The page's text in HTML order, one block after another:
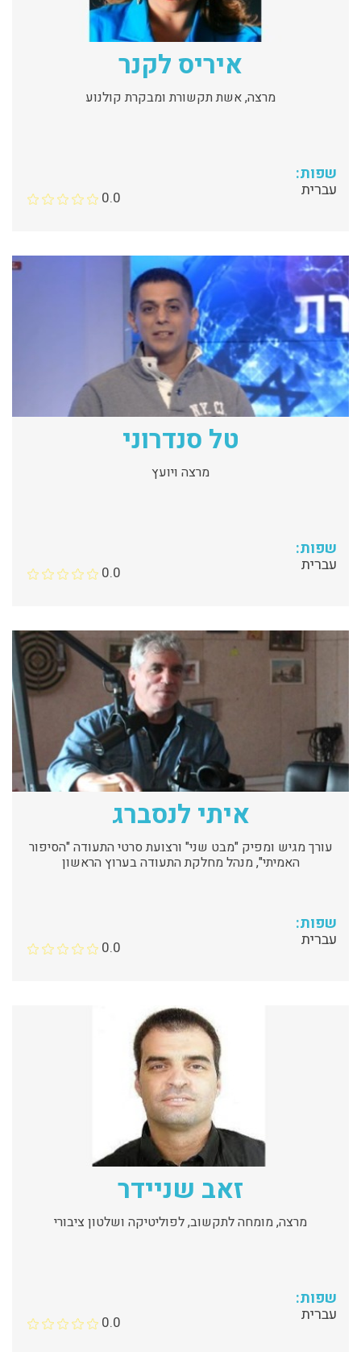
איריס לקנר
מרצה, אשת תקשורת ומבקרת קולנוע
שפות:
עברית 0.0
טל סנדרוני
מרצה ויועץ
שפות:
עברית 0.0
איתי לנסברג
עורך מגיש ומפיק "מבט שני" ורצועת סרטי התעודה "הסיפור
האמיתי", מנהל מחלקת התעודה בערוץ הראשון
שפות:
עברית 0.0
זאב שניידר
מרצה, מומחה לתקשוב, לפוליטיקה ושלטון ציבורי
שפות:
עברית 0.0